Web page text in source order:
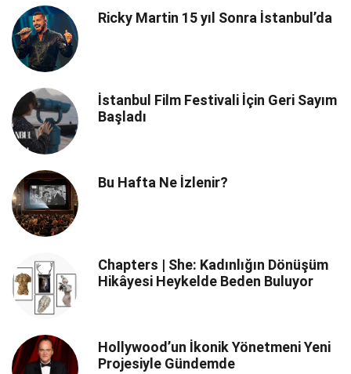
Ricky Martin 15 yıl Sonra İstanbul’da
İstanbul Film Festivali İçin Geri Sayım
Başladı
Bu Hafta Ne İzlenir?
Chapters | She: Kadınlığın Dönüşüm
Hikâyesi Heykelde Beden Buluyor
Hollywood’un İkonik Yönetmeni Yeni
Projesiyle Gündemde